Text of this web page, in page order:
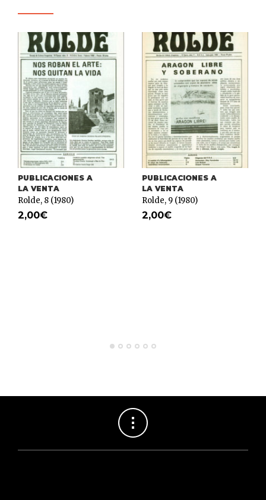
PUBLICACIONES A
LA VENTA
Rolde, 8 (1980)
2,00€
PUBLICACIONES A
LA VENTA
Rolde, 9 (1980)
2,00€